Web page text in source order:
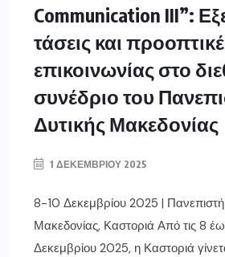
Communication III”:
τάσεις και
επικοινωνίας στο
συνέδριο του
Δυτικής Μακεδονίας
1 ΔΕΚΕΜΒΡΊΟΥ 2025
8-10 Δεκεμβρίου 2025 |
Μακεδονίας, Καστοριά Από τις 8
Δεκεμβρίου 2025, η Καστοριά